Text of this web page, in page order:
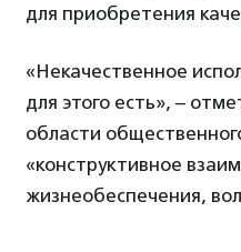
для приобретения
«Некачественное
для этого есть», –
области
«конструктивное
жизнеобеспечения,